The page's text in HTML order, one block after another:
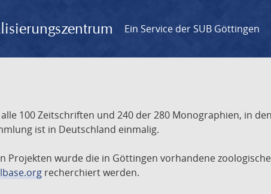
Ein Service der SUB Göttingen
100 Zeitschriften und 240 der 280 Monographien, in
ist in Deutschland einmalig.
Projekten wurde die in Göttingen vorhandene
recherchiert werden.